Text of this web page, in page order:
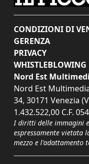
CONDIZIONI DI
GERENZA
PRIVACY
WHISTLEBLOWING
Nord Est
Nord Est
34, 30171 Venezia
1.432.522,00 C.F.
I diritti delle immagini
espressamente vietata
mezzo e l'adattamento